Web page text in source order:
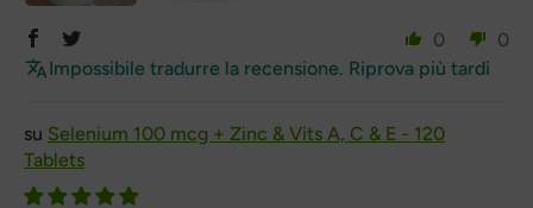
0
0
Impossibile tradurre la recensione. Riprova più tardi
Selenium 100 mcg + Zinc & Vits A, C & E - 120
Tablets